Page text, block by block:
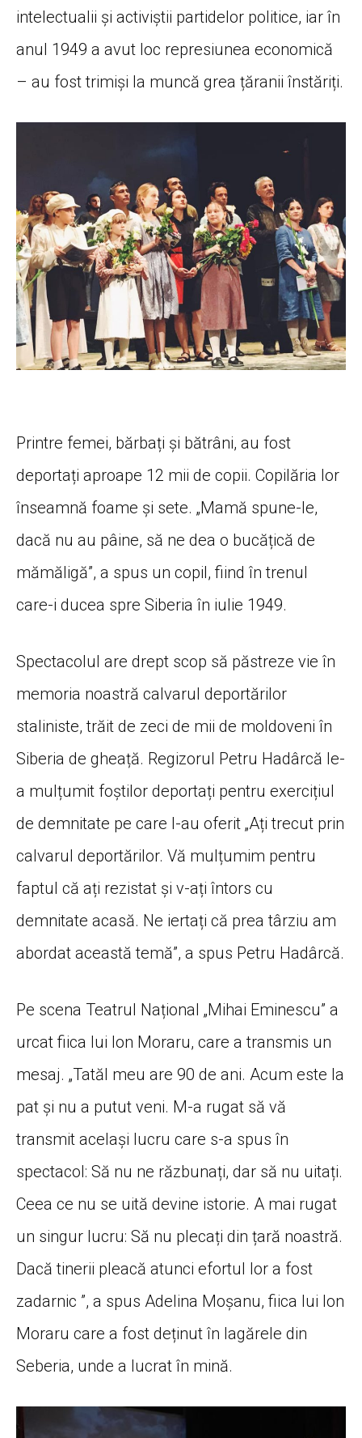
intelectualii și activiștii partidelor politice, iar în
anul 1949 a avut loc represiunea economică
– au fost trimiși la muncă grea țăranii înstăriți.
Printre femei, bărbați și bătrâni, au fost
deportați aproape 12 mii de copii. Copilăria lor
înseamnă foame și sete. „Mamă spune-le,
dacă nu au pâine, să ne dea o bucățică de
mămăligă”, a spus un copil, fiind în trenul
care-i ducea spre Siberia în iulie 1949.
Spectacolul are drept scop să păstreze vie în
memoria noastră calvarul deportărilor
staliniste, trăit de zeci de mii de moldoveni în
Siberia de gheață. Regizorul Petru Hadârcă le-
a mulțumit foștilor deportați pentru exercițiul
de demnitate pe care l-au oferit „Ați trecut prin
calvarul deportărilor. Vă mulțumim pentru
faptul că ați rezistat și v-ați întors cu
demnitate acasă. Ne iertați că prea târziu am
abordat această temă”, a spus Petru Hadârcă.
Pe scena Teatrul Național „Mihai Eminescu” a
urcat fiica lui Ion Moraru, care a transmis un
mesaj. „Tatăl meu are 90 de ani. Acum este la
pat și nu a putut veni. M-a rugat să vă
transmit același lucru care s-a spus în
spectacol: Să nu ne răzbunați, dar să nu uitați.
Ceea ce nu se uită devine istorie. A mai rugat
un singur lucru: Să nu plecați din țară noastră.
Dacă tinerii pleacă atunci efortul lor a fost
zadarnic ”, a spus Adelina Moșanu, fiica lui Ion
Moraru care a fost deținut în lagărele din
Seberia, unde a lucrat în mină.